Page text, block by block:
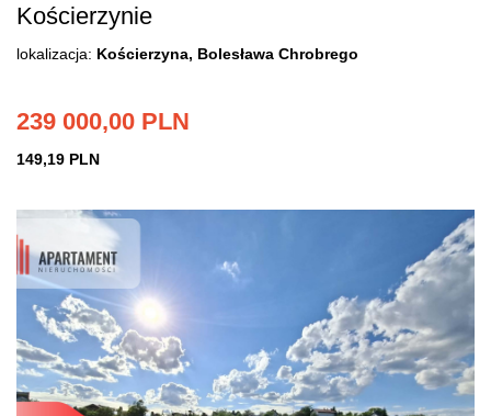
Kościerzynie
lokalizacja: Kościerzyna, Bolesława Chrobrego
239 000,00 PLN
149,19 PLN